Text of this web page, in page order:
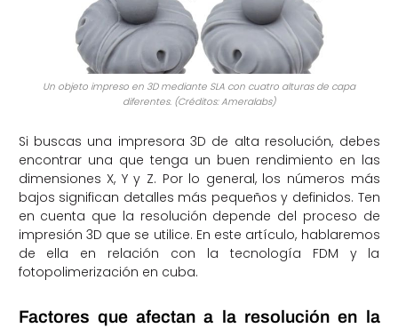
Un objeto impreso en 3D mediante SLA con cuatro alturas de capa
diferentes. (Créditos: Ameralabs)
Si buscas una impresora 3D de alta resolución, debes
encontrar una que tenga un buen rendimiento en las
dimensiones X, Y y Z. Por lo general, los números más
bajos significan detalles más pequeños y definidos. Ten
en cuenta que la resolución depende del proceso de
impresión 3D que se utilice. En este artículo, hablaremos
de ella en relación con la tecnología FDM y la
fotopolimerización en cuba.
Factores que afectan a la resolución en la